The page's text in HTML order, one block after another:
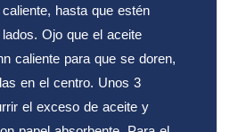
hasta que estén
Ojo que el aceite
caliente para que se doren,
en el centro. Unos 3
el exceso de aceite y